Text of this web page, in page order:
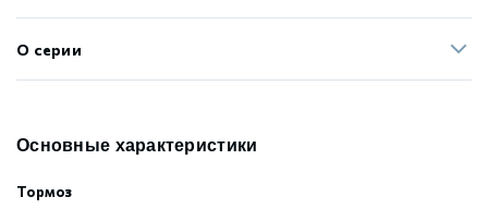
О серии
Основные характеристики
Тормоз